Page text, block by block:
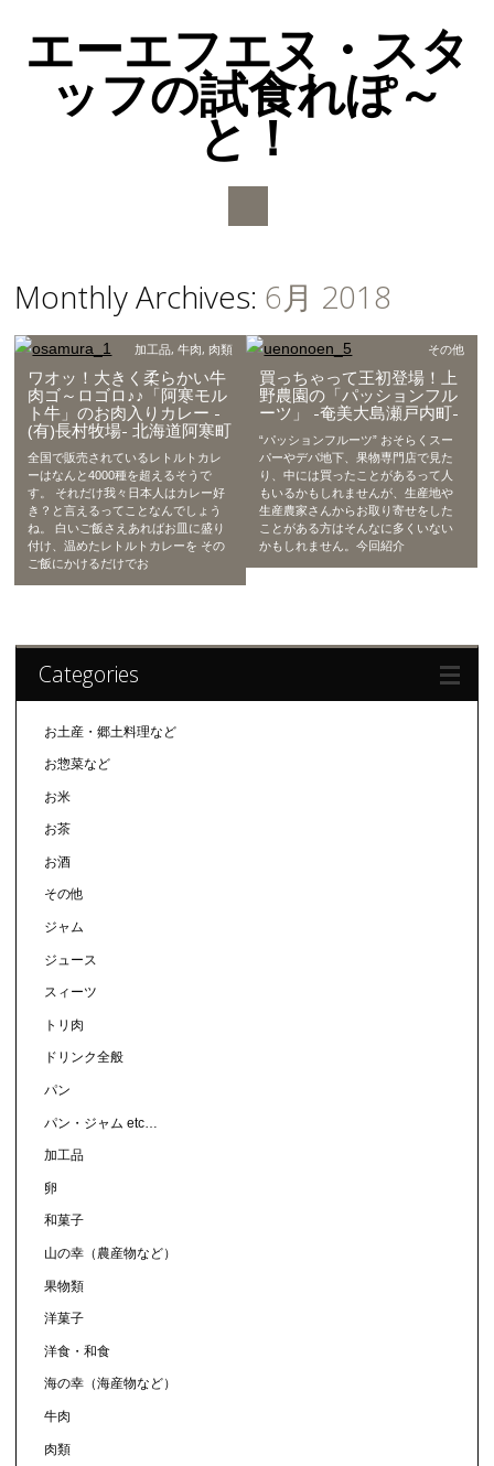
エーエフエヌ・スタ
ッフの試食れぽ～
と！
Main menu
Monthly Archives: 6月 2018
加工品,牛肉, 肉類
ワオッ！大きく柔らかい牛
肉ゴ～ロゴロ♪♪「阿寒モル
ト牛」のお肉入りカレー -
(有)長村牧場- 北海道阿寒町
全国で販売されているレトルトカレ
ーはなんと4000種を超えるそうで
す。 それだけ我々日本人はカレー好
き？と言えるってことなんでしょう
ね。 白いご飯さえあればお皿に盛り
付け、温めたレトルトカレーを その
ご飯にかけるだけでお
その他
買っちゃって王初登場！上
野農園の「パッションフル
ーツ」 -奄美大島瀬戸内町-
“パッションフルーツ” おそらくスー
パーやデパ地下、果物専門店で見た
り、中には買ったことがあるって人
もいるかもしれませんが、生産地や
生産農家さんからお取り寄せをした
ことがある方はそんなに多くいない
かもしれません。今回紹介
Categories
お土産・郷土料理など
お惣菜など
お米
お茶
お酒
その他
ジャム
ジュース
スィーツ
トリ肉
ドリンク全般
パン
パン・ジャム etc…
加工品
卵
和菓子
山の幸（農産物など）
果物類
洋菓子
洋食・和食
海の幸（海産物など）
牛肉
肉類